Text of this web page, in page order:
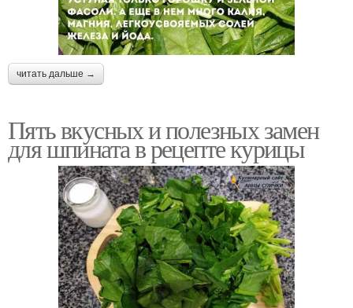
читать дальше →
Пять вкусных и полезных замен
для шпината в рецепте курицы